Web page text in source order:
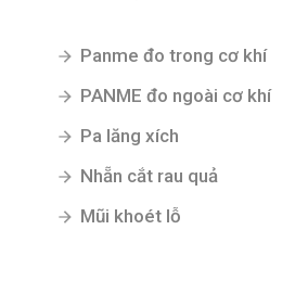
Panme đo trong cơ khí
PANME đo ngoài cơ khí
Pa lăng xích
Nhẵn cắt rau quả
Mũi khoét lỗ